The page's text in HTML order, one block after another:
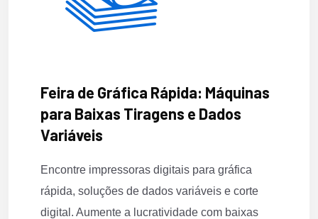
Feira de Gráfica Rápida: Máquinas
para Baixas Tiragens e Dados
Variáveis
Encontre impressoras digitais para gráfica
rápida, soluções de dados variáveis e corte
digital. Aumente a lucratividade com baixas